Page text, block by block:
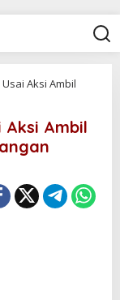
Aksi Ambil
Aksi Ambil